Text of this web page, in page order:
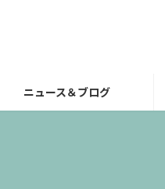
ニュース＆ブログ